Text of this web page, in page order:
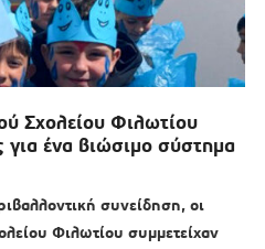
Σχολείου Φιλωτίου
για ένα βιώσιμο σύστημα
συνείδηση, οι
Φιλωτίου συμμετείχαν